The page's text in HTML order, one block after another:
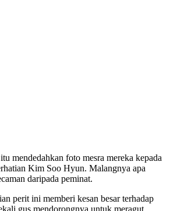
mendedahkan foto mesra mereka kepada
Kim Soo Hyun. Malangnya apa
daripada peminat.
perit ini memberi kesan besar terhadap
gus mendorongnya untuk meragut